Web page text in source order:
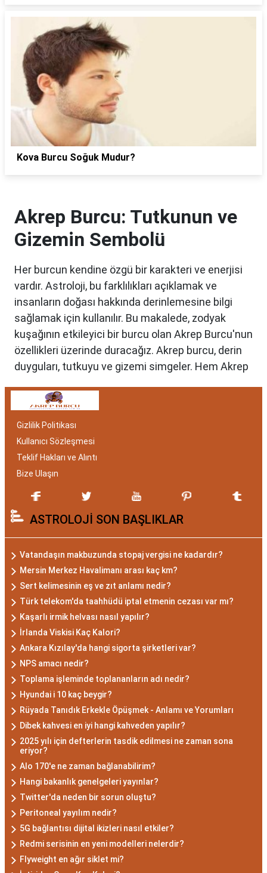
Kova Burcu Soğuk Mudur?
Akrep Burcu: Tutkunun ve
Gizemin Sembolü
Her burcun kendine özgü bir karakteri ve enerjisi
vardır. Astroloji, bu farklılıkları açıklamak ve
insanların doğası hakkında derinlemesine bilgi
sağlamak için kullanılır. Bu makalede, zodyak
kuşağının etkileyici bir burcu olan Akrep Burcu'nun
özellikleri üzerinde duracağız. Akrep burcu, derin
duyguları, tutkuyu ve gizemi simgeler. Hem Akrep
bakımından benzersizdir. Ayrıca, hangi aylar
belirlemede etkilidir.
Akrep Burcu Özellikleri:
Gizemli ve Kararlı
Akrep burcu, astrolojide 23 Ekim ile 21 Kasım
tarihleri arasında doğanları ifade eder. Bu
dönemde doğan bireyler genellikle gizemli ve derin
düşünce yapısına sahiptir. Akrep burcunun temel
özellikleri arasında kararlılık, cesaret ve tutku
bulunur. Akrepler, hedeflerine ulaşmak için
kararlılıkla çalışan bireylerdir. Aynı zamanda,
zekalarını ve keskin gözlem yeteneklerini
kullanarak çözüm odaklıdırlar.
Akrep Burcu Erkeği
Özellikleri: Güçlü ve
Karizmatik
Akrep burcu erkeği, genellikle güçlü bir karaktere
ve derin bir içsel güce sahiptir. Karizmatik ve
etkileyici kişilikleriyle dikkat çekerler. Akrep burcu
erkekleri, duygusal derinlikleri ve tutkulu
yaklaşımlarıyla ilişkilerde derin bağlar kurabilirler.
Ancak, bazen kıskançlık eğilimleri de
gösterebilirler.
Akrep Burcu Kadını
Özellikleri: Çekici ve Zeki
Gizlilik Politikası
Kullanıcı Sözleşmesi
Teklif Hakları ve Alıntı
Bize Ulaşın
ASTROLOJİ SON BAŞLIKLAR
Vatandaşın makbuzunda stopaj vergisi ne kadardır?
Mersin Merkez Havalimanı arası kaç km?
Sert kelimesinin eş ve zıt anlamı nedir?
Türk telekom'da taahhüdü iptal etmenin cezası var mı?
Kaşarlı irmik helvası nasıl yapılır?
İrlanda Viskisi Kaç Kalori?
Ankara Kızılay'da hangi sigorta şirketleri var?
NPS amacı nedir?
Toplama işleminde toplananların adı nedir?
Hyundai i 10 kaç beygir?
Rüyada Tanıdık Erkekle Öpüşmek - Anlamı ve Yorumları
Dibek kahvesi en iyi hangi kahveden yapılır?
2025 yılı için defterlerin tasdik edilmesi ne zaman sona
eriyor?
Alo 170'e ne zaman bağlanabilirim?
Hangi bakanlık genelgeleri yayınlar?
Twitter'da neden bir sorun oluştu?
Peritoneal yayılım nedir?
5G bağlantısı dijital ikizleri nasıl etkiler?
Redmi serisinin en yeni modelleri nelerdir?
Flyweight en ağır siklet mi?